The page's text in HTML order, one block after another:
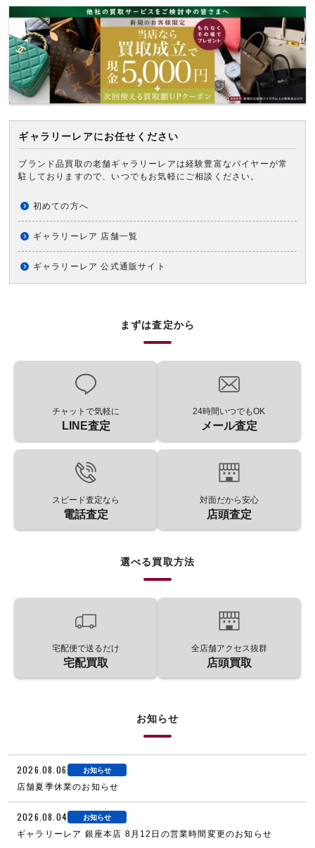
ギャラリーレアにお任せください
ブランド品買取の老舗ギャラリーレアは経験豊富なバイヤーが常
駐しておりますので、いつでもお気軽にご相談ください。
初めての方へ
ギャラリーレア 店舗一覧
ギャラリーレア 公式通販サイト
まずは査定から
チャットで気軽に
LINE査定
24時間いつでもOK
メール査定
スピード査定なら
電話査定
対面だから安心
店頭査定
選べる買取方法
宅配便で送るだけ
宅配買取
全店舗アクセス抜群
店頭買取
お知らせ
2026.08.06 お知らせ
店舗夏季休業のお知らせ
2026.08.04 お知らせ
ギャラリーレア 銀座本店 8月12日の営業時間変更のお知らせ